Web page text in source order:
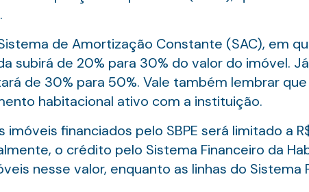
de Amortização Constante (SAC), em
subirá de 20% para 30% do valor do imóvel.
de 30% para 50%. Vale também lembrar
habitacional ativo com a instituição.
financiados pelo SBPE será limitado a
o crédito pelo Sistema Financeiro da
nesse valor, enquanto as linhas do Sistema